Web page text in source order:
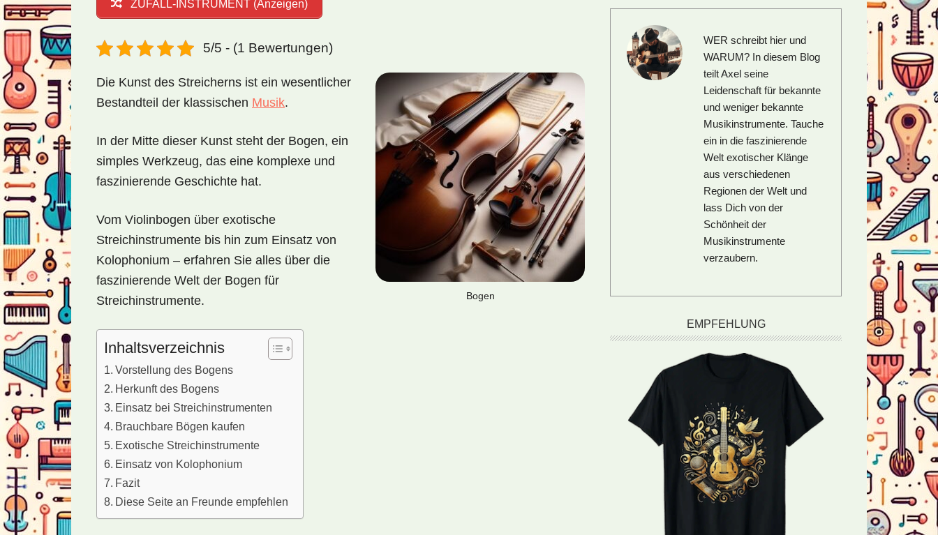
ZUFALL-INSTRUMENT (Anzeigen)
5/5 - (1 Bewertungen)
Bogen
Die Kunst des Streicherns ist ein wesentlicher
Bestandteil der klassischen Musik.
In der Mitte dieser Kunst steht der Bogen, ein
simples Werkzeug, das eine komplexe und
faszinierende Geschichte hat.
Vom Violinbogen über exotische
Streichinstrumente bis hin zum Einsatz von
Kolophonium – erfahren Sie alles über die
faszinierende Welt der Bogen für
Streichinstrumente.
Inhaltsverzeichnis
Vorstellung des Bogens
Herkunft des Bogens
Einsatz bei Streichinstrumenten
Brauchbare Bögen kaufen
Exotische Streichinstrumente
Einsatz von Kolophonium
Fazit
Diese Seite an Freunde empfehlen
WER schreibt hier und
WARUM?In diesem Blog
teilt Axel seine
Leidenschaft für bekannte
und weniger bekannte
Musikinstrumente. Tauche
ein in die faszinierende
Welt exotischer Klänge
aus verschiedenen
Regionen der Welt und
lass Dich von der
Schönheit der
Musikinstrumente
verzaubern.
EMPFEHLUNG